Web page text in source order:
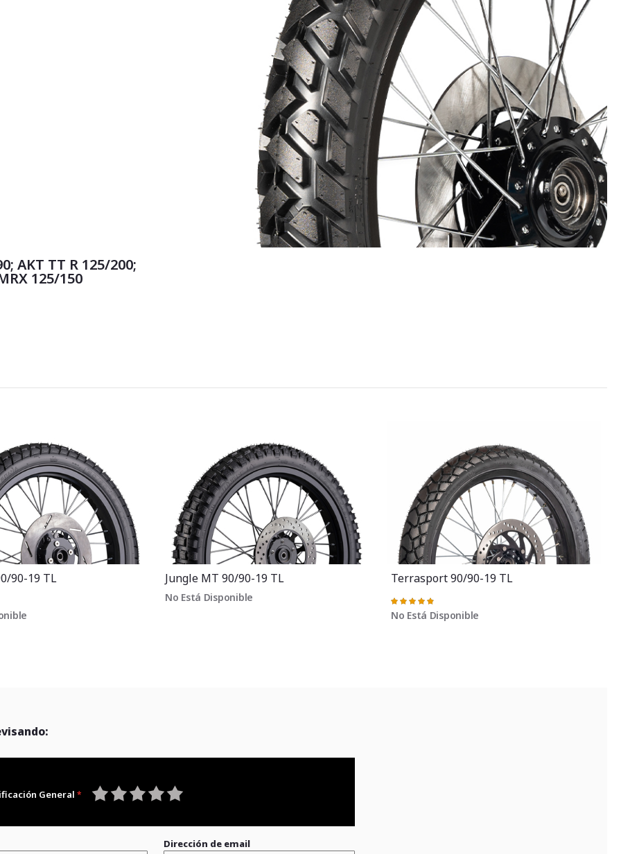
AKT TT R 125/200;
125/150
90-19 TL Jungle MT 90/90-19 TL
No Está Disponible
Terrasport 90/90-19 TL
Valoración:
98%
No Está Disponible
General
Dirección de email